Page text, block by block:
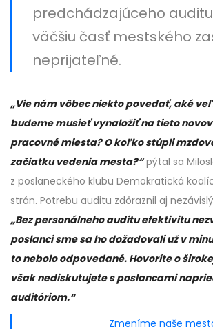
predchádzajúceho
väčšiu časť mestského
neprijateľné.
„Vie nám vôbec niekto povedať, aké
budeme musieť vynaložiť na tieto
pracovné miesta? O koľko stúpli
začiatku vedenia mesta?“pýtal sa
z poslaneckého klubu Demokratická
strán. Potrebu auditu zdôraznil aj
„Bez personálneho auditu efektivitu
poslanci sme sa ho dožadovali už v
to nebolo odpovedané. Hovoríte o
však nediskutujete s poslancami
auditóriom.“
Zmeníme naše